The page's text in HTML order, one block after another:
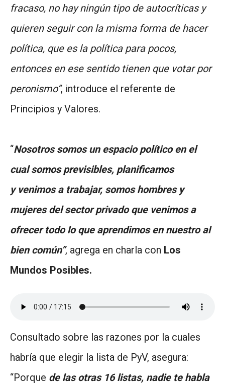
fracaso, no hay ningún tipo de autocríticas y
quieren seguir con la misma forma de hacer
política, que es la política para pocos,
entonces en ese sentido tienen que votar por
peronismo”, introduce el referente de
Principios y Valores.
“Nosotros somos un espacio político en el
cual somos previsibles, planificamos
y venimos a trabajar, somos hombres y
mujeres del sector privado que venimos a
ofrecer todo lo que aprendimos en nuestro al
bien común”, agrega en charla con Los
Mundos Posibles.
Consultado sobre las razones por la cuales
habría que elegir la lista de PyV, asegura:
“Porque de las otras 16 listas, nadie te habla